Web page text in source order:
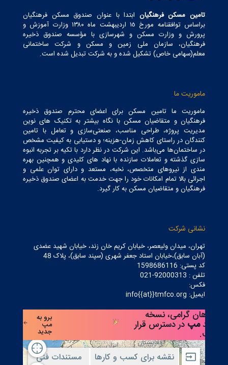
تامین مسکن فرهنگیان ابتدا با عنوان صندوق مسکن فرهنگیان
براساس توافقنامه مورخ ١٥ اردیبهشت ماه ١٣٨٠ وزارت آموزش و
پرورش و وزارت مسکن و شهرسازی با مؤسسه صندوق ذخیره
فرهنگیان، سازمان ملی زمین و مسکن و شرکت ساختمانی
معلم(سهامی خاص) تشکیل شده و به شرکت تبدیل شده است.
ماموریت ما
ماموریت ما تامین مسکن برای اعضای محترم صندوق ذخیره
فرهنگیان و متقاضیان مسکن با نگاه بیشتر به تکنیک های نوین
مدیریت پروژه، طراحی مناسب، صنعتی‌سازی و تعامل با تامین
کنندگان در راستای کاهش زمان-هزینه؛ و دستیابی به کیفیت مشخص
در ساختمان‌ها می‌باشد. این شرکت در نظر دارد با تکیه بر تجربه انبوه
سازی گذشته و تعاملات سازنده با نهاد های کلیدی و همچنین بهره
مندی از نیروهای متخصص، نخبه، مستعد و دارای توان علمی و
اجرائی بالا تمام امکانات خود را جهت خدمت به اعضای صندوق ذخیره
فرهنگیان و متقاضیان مسکن به کار گیرد.
نشانی شرکت
تهران، میدان ولیعصر، خیابان کریم خان زند، خیابان شهید عضدی
(آبان سابق)،خیابان استاد جعفر شهری (سپند سابق)، پلاک 48
کد پستی: 1598686116
تلفن : 92000313-021
فکس:
ایمیل: info{{at}}tmfco.org